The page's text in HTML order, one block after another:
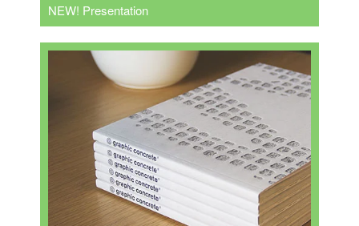
NEW! Presentation